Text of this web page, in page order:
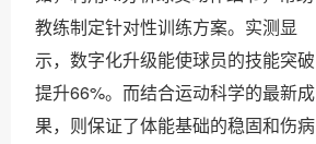
教练制定针对性训练方案。实测显
示，数字化升级能使球员的技能突破
提升66%。而结合运动科学的最新成
果，则保证了体能基础的稳固和伤病